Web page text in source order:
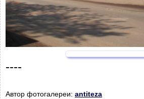
----
Автор фотогалереи: antiteza